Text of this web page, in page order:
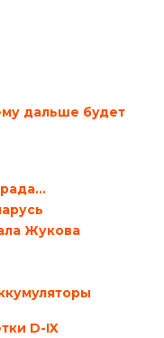
дальше будет
Жукова
D-IX